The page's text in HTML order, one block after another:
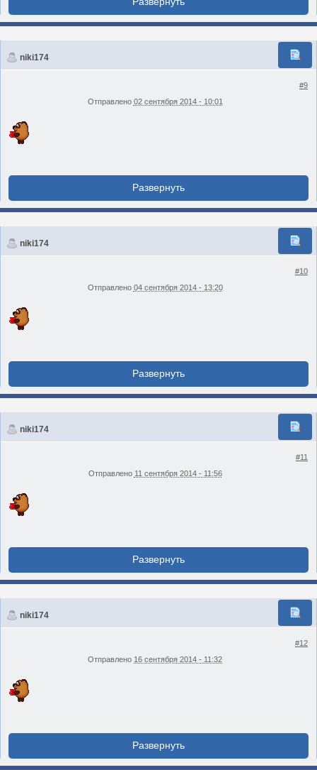
niki174
#9
Отправлено 02 сентября 2014 - 10:01
niki174
#10
Отправлено 04 сентября 2014 - 13:20
niki174
#11
Отправлено 11 сентября 2014 - 11:56
niki174
#12
Отправлено 16 сентября 2014 - 11:32